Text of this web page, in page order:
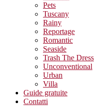
Pets
Tuscany
Rainy
Reportage
Romantic
Seaside
Trash The Dress
Unconventional
Urban
Villa
Guide gratuite
Contatti